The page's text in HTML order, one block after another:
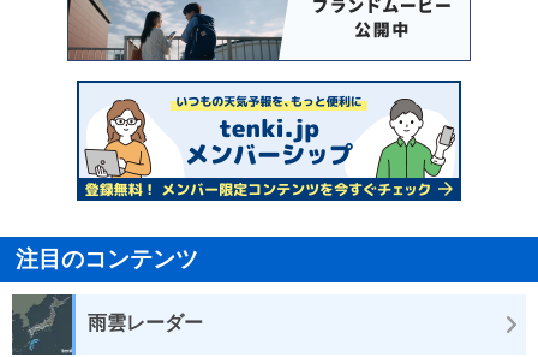
注目のコンテンツ
雨雲レーダー